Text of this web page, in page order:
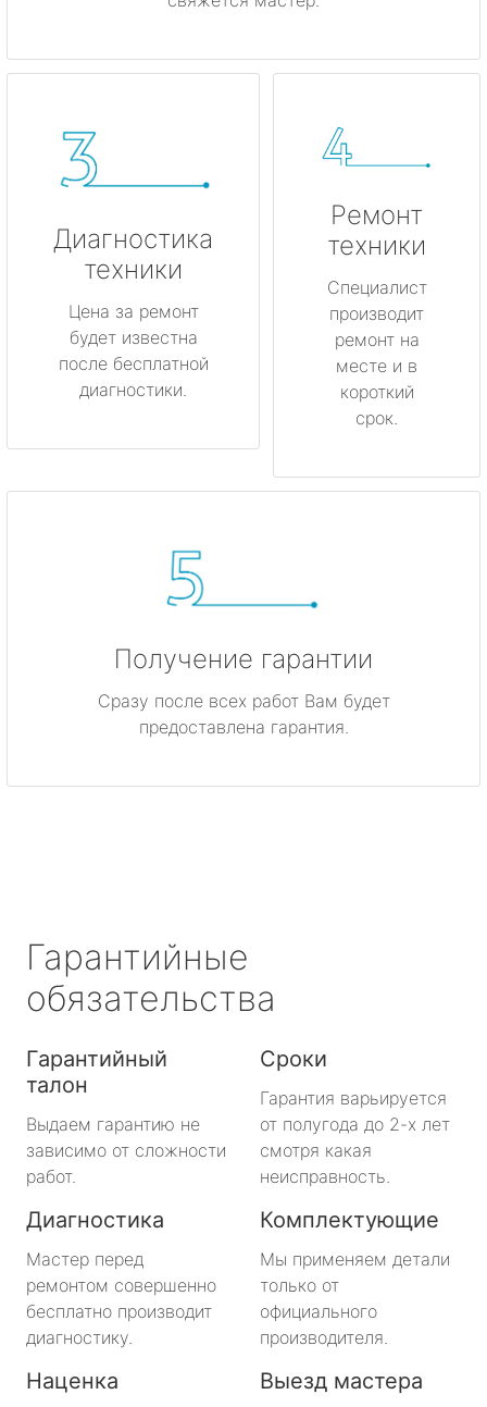
Диагностика
техники
Цена за ремонт
будет известна
после бесплатной
диагностики.
Ремонт
техники
Специалист
производит
ремонт на
месте и в
короткий
срок.
Получение гарантии
Сразу после всех работ Вам будет
предоставлена гарантия.
Гарантийные
обязательства
Гарантийный
талон
Выдаем гарантию не
зависимо от сложности
работ.
Сроки
Гарантия варьируется
от полугода до 2-х лет
смотря какая
неисправность.
Диагностика
Мастер перед
ремонтом совершенно
бесплатно производит
диагностику.
Комплектующие
Мы применяем детали
только от
официального
производителя.
Наценка Выезд мастера